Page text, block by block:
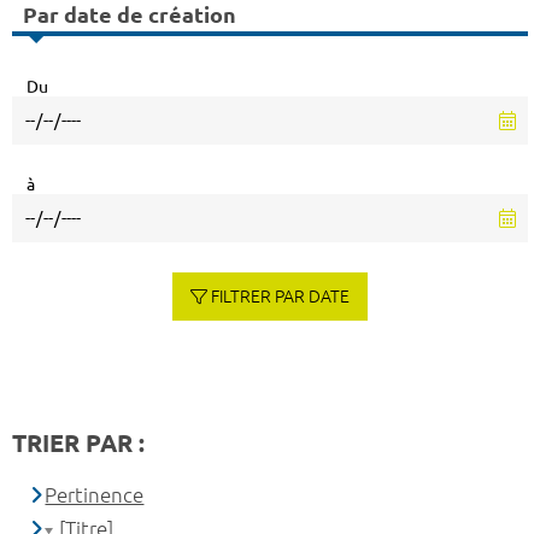
Par date de création
Du
à
FILTRER PAR DATE
TRIER PAR :
Pertinence
[Titre]